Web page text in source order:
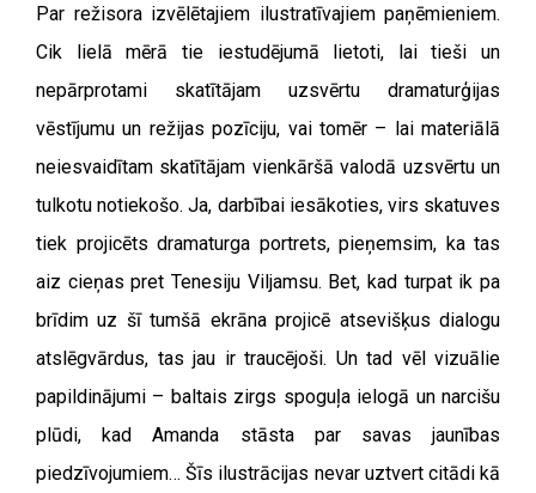
Par režisora izvēlētajiem ilustratīvajiem paņēmieniem.
Cik lielā mērā tie iestudējumā lietoti, lai tieši un
nepārprotami skatītājam uzsvērtu dramaturģijas
vēstījumu un režijas pozīciju, vai tomēr – lai materiālā
neiesvaidītam skatītājam vienkāršā valodā uzsvērtu un
tulkotu notiekošo. Ja, darbībai iesākoties, virs skatuves
tiek projicēts dramaturga portrets, pieņemsim, ka tas
aiz cieņas pret Tenesiju Viljamsu. Bet, kad turpat ik pa
brīdim uz šī tumšā ekrāna projicē atsevišķus dialogu
atslēgvārdus, tas jau ir traucējoši. Un tad vēl vizuālie
papildinājumi – baltais zirgs spoguļa ielogā un narcišu
plūdi, kad Amanda stāsta par savas jaunības
piedzīvojumiem… Šīs ilustrācijas nevar uztvert citādi kā